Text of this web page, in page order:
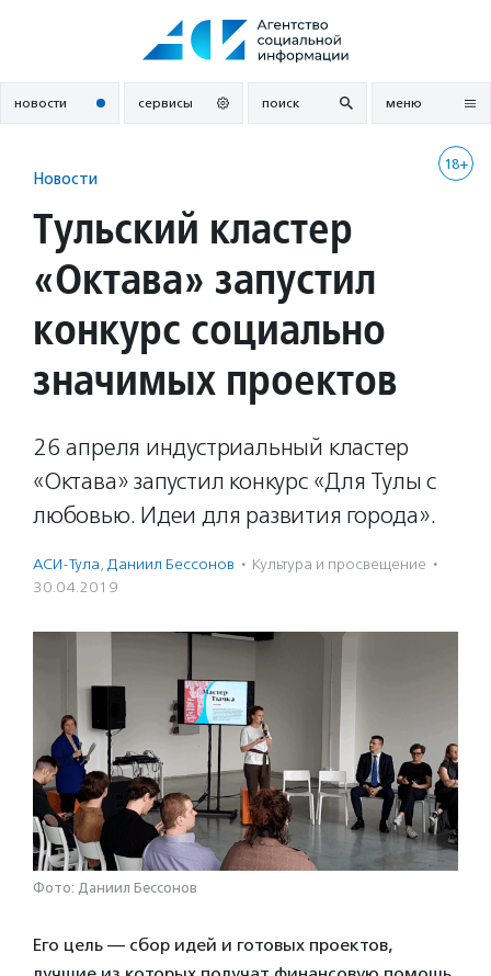
новости сервисы поиск меню
18+
Новости
Тульский кластер
«Октава» запустил
конкурс социально
значимых проектов
26 апреля индустриальный кластер
«Октава» запустил конкурс «Для Тулы с
любовью. Идеи для развития города».
АСИ-Тула, Даниил Бессонов · Культура и просвещение ·
30.04.2019
Фото: Даниил Бессонов
Его цель — сбор идей и готовых проектов,